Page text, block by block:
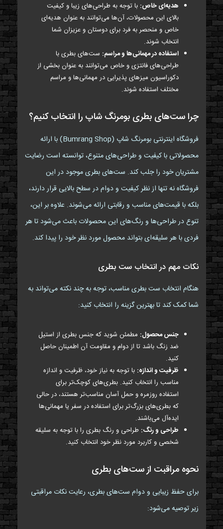
هدیه‌ای خاص: با توجه به طراحی‌های زیبا و کیفیت
بالای این محصولات، آن‌ها می‌توانند به عنوان هدیه‌ای
خاص و منحصر به فرد برای دوستان و عزیزان شما
انتخاب شوند.
استفاده در مهمانی‌ها و مراسم: ست‌های بطری با
طراحی‌های فانتزی و خاص می‌توانند به عنوان بخشی از
دکوراسیون میزهای پذیرایی در مهمانی‌ها و مراسم
مختلف استفاده شوند.
چرا ست‌های بطری بومرنگ شاپ را انتخاب کنیم؟
فروشگاه اینترنتی بومرنگ شاپ (Bumrang Shop) با ارائه
محصولاتی با کیفیت و طراحی‌های متنوع، توانسته است رضایت
مشتریان خود را جلب کند. ست‌های بطری موجود در این
فروشگاه نه تنها از نظر کیفیت و دوام در سطح بالایی قرار دارند،
بلکه با قیمت‌های مناسب و رقابتی ارائه می‌شوند. علاوه بر این،
تنوع در طراحی‌ها و رنگ‌های این محصولات باعث می‌شود تا هر
فردی با هر سلیقه‌ای بتواند محصول مورد نظر خود را پیدا کند.
نکات مهم در انتخاب ست بطری
هنگام انتخاب ست بطری مناسب، توجه به چند نکته می‌تواند به
شما کمک کند تا بهترین گزینه را انتخاب کنید:
جنس محصول: مطمئن شوید که جنس بطری از استیل
ضد زنگ باشد تا از دوام و مقاومت آن اطمینان حاصل
کنید.
ظرفیت و اندازه: با توجه به نیاز خود، ظرفیت و اندازه
مناسب را انتخاب کنید. بطری‌های کوچک‌تر برای
استفاده روزمره و حمل آسان مناسب‌تر هستند، در حالی
که بطری‌های بزرگ‌تر برای استفاده در سفر یا مهمانی‌ها
ایده‌آل می‌باشند.
طراحی و رنگ: طراحی و رنگ بطری را با توجه به سلیقه
شخصی و کاربرد مورد نظر خود انتخاب کنید.
نحوه مراقبت از ست‌های بطری
برای حفظ زیبایی و دوام ست‌های بطری، رعایت نکات مراقبتی
زیر توصیه می‌شود: